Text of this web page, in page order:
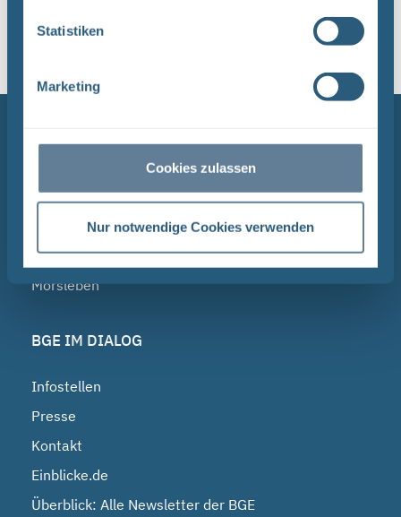
Statistiken
Marketing
Cookies zulassen
Nur notwendige Cookies verwenden
Sortieren nach
Endlagersuche
Endlager Konrad
Morsleben
BGE IM DIALOG
Infostellen
Presse
Kontakt
Einblicke.de
Überblick: Alle Newsletter der BGE